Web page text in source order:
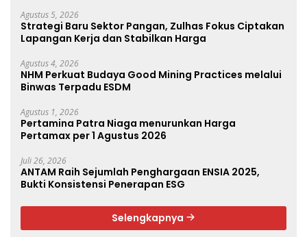
Agustus 5, 2026
Strategi Baru Sektor Pangan, Zulhas Fokus Ciptakan
Lapangan Kerja dan Stabilkan Harga
Agustus 4, 2026
NHM Perkuat Budaya Good Mining Practices melalui
Binwas Terpadu ESDM
Agustus 1, 2026
Pertamina Patra Niaga menurunkan Harga
Pertamax per 1 Agustus 2026
Juli 26, 2026
ANTAM Raih Sejumlah Penghargaan ENSIA 2025,
Bukti Konsistensi Penerapan ESG
Selengkapnya